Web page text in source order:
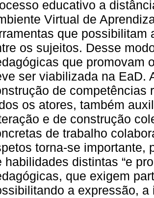
educativo a
Virtual de
que possibilitam
os sujeitos. Desse
que promovam
ser viabilizada na EaD.
de competências
os atores, também
e de construção
de trabalho
torna-se importante,
habilidades distintas “e
que exigem
a expressão,